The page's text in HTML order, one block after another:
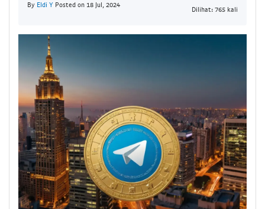
By Eldi Y Posted on 18 Jul, 2024
Dilihat: 765 kali